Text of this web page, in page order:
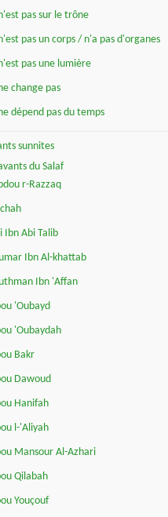
pas sur le trône
pas un corps / n'a pas d'organes
pas une lumière
change pas
dépend pas du temps
sunnites
du Salaf
r-Razzaq
Ibn Abi Talib
Ibn Al-khattab
Ibn 'Affan
'Oubayd
'Oubaydah
Bakr
Dawoud
Hanifah
l-'Aliyah
Mansour Al-Azhari
Qilabah
Youçouf